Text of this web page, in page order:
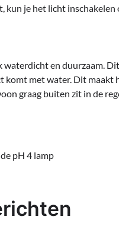
kun je het licht inschakelen
waterdicht en duurzaam.
komt met water. Dit
graag buiten zit in de
pH 4 lamp